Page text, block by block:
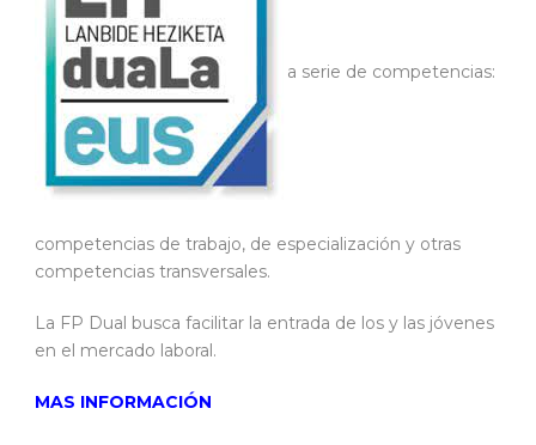
a serie de competencias:
competencias de trabajo, de especialización y otras
competencias transversales.
La FP Dual busca facilitar la entrada de los y las jóvenes
en el mercado laboral.
MAS INFORMACIÓN